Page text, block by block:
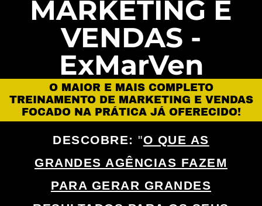
MARKETING E
VENDAS -
ExMarVen
O MAIOR E MAIS COMPLETO
TREINAMENTO DE MARKETING E VENDAS
FOCADO NA PRÁTICA JÁ OFERECIDO!
DESCOBRE: "O QUE AS
GRANDES AGÊNCIAS FAZEM
PARA GERAR GRANDES